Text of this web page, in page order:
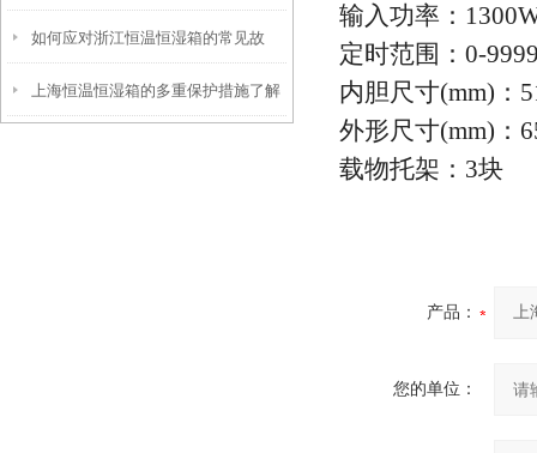
如何应对浙江恒温恒湿箱的常见故
障？
上海恒温恒湿箱的多重保护措施了解
输入功率：
定时范围：0-
内胆尺寸(mm)：
外形尺寸(mm)：
载物托架：3块
产品：
您的单位：